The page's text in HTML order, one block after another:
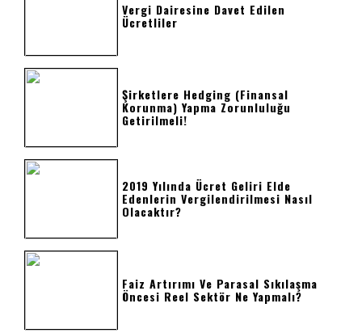
Vergi Dairesine Davet Edilen
Ücretliler
Şirketlere Hedging (Finansal
Korunma) Yapma Zorunluluğu
Getirilmeli!
2019 Yılında Ücret Geliri Elde
Edenlerin Vergilendirilmesi Nasıl
Olacaktır?
Faiz Artırımı Ve Parasal Sıkılaşma
Öncesi Reel Sektör Ne Yapmalı?